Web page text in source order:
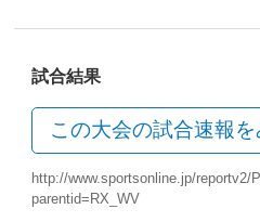
試合結果
この大会の試合速報を
http://www.sportsonline.jp/reportv2/
parentid=RX_WV